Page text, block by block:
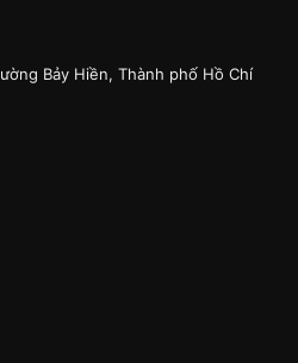
Bảy Hiền, Thành phố Hồ Chí